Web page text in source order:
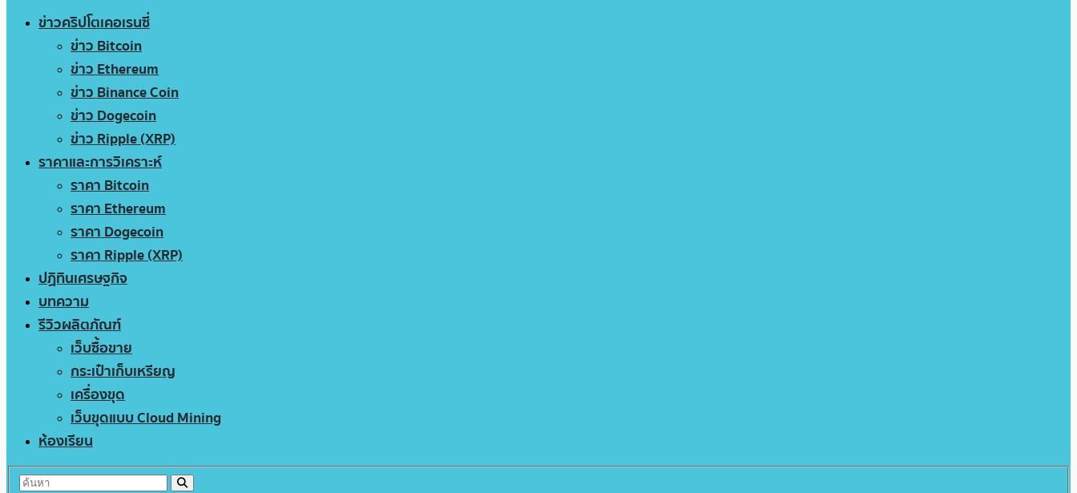
ข่าวคริปโตเคอเรนซี่
ข่าว Bitcoin
ข่าว Ethereum
ข่าว Binance Coin
ข่าว Dogecoin
ข่าว Ripple (XRP)
ราคาและการวิเคราะห์
ราคา Bitcoin
ราคา Ethereum
ราคา Dogecoin
ราคา Ripple (XRP)
ปฏิทินเศรษฐกิจ
บทความ
รีวิวผลิตภัณฑ์
เว็บซื้อขาย
กระเป๋าเก็บเหรียญ
เครื่องขุด
เว็บขุดแบบ Cloud Mining
ห้องเรียน